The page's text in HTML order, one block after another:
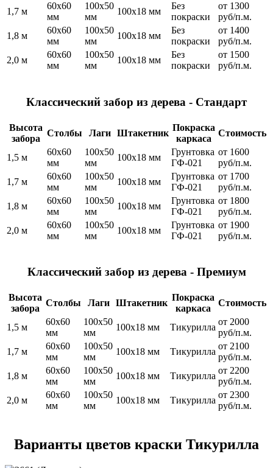
1,7 м
60х60
мм
100х50
мм
100х18 мм
Без
покраски
от 1300
руб/п.м.
1,8 м
60х60
мм
100х50
мм
100х18 мм
Без
покраски
от 1400
руб/п.м.
2,0 м
60х60
мм
100х50
мм
100х18 мм
Без
покраски
от 1500
руб/п.м.
Классический забор из дерева - Стандарт
Высота
забора
Столбы Лаги Штакетник
Покраска
каркаса
Стоимость
1,5 м
60х60
мм
100х50
мм
100х18 мм
Грунтовка
ГФ-021
от 1600
руб/п.м.
1,7 м
60х60
мм
100х50
мм
100х18 мм
Грунтовка
ГФ-021
от 1700
руб/п.м.
1,8 м
60х60
мм
100х50
мм
100х18 мм
Грунтовка
ГФ-021
от 1800
руб/п.м.
2,0 м
60х60
мм
100х50
мм
100х18 мм
Грунтовка
ГФ-021
от 1900
руб/п.м.
Классический забор из дерева - Премиум
Высота
забора
Столбы Лаги Штакетник
Покраска
каркаса
Стоимость
1,5 м
60х60
мм
100х50
мм
100х18 мм Тикурилла
от 2000
руб/п.м.
1,7 м
60х60
мм
100х50
мм
100х18 мм Тикурилла
от 2100
руб/п.м.
1,8 м
60х60
мм
100х50
мм
100х18 мм Тикурилла
от 2200
руб/п.м.
2,0 м
60х60
мм
100х50
мм
100х18 мм Тикурилла
от 2300
руб/п.м.
Варианты цветов краски Тикурилла